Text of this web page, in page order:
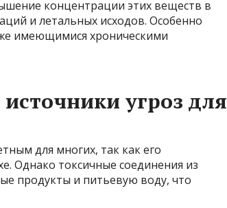
концентрации этих веществ в
и летальных исходов. Особенно
имеющимися хроническими
угроз для
для многих, так как его
Однако токсичные соединения из
продукты и питьевую воду, что